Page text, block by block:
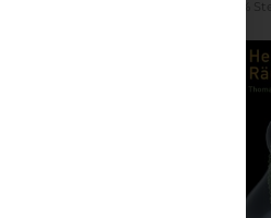
Inkl. 7%